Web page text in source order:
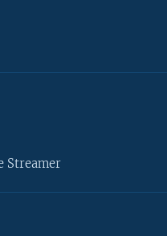
Streamer